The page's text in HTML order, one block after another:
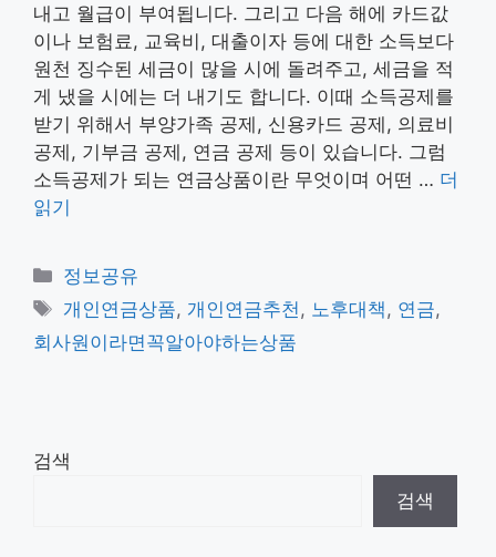
내고 월급이 부여됩니다. 그리고 다음 해에 카드값
이나 보험료, 교육비, 대출이자 등에 대한 소득보다
원천 징수된 세금이 많을 시에 돌려주고, 세금을 적
게 냈을 시에는 더 내기도 합니다. 이때 소득공제를
받기 위해서 부양가족 공제, 신용카드 공제, 의료비
공제, 기부금 공제, 연금 공제 등이 있습니다. 그럼
소득공제가 되는 연금상품이란 무엇이며 어떤 … 더
읽기
카
테
고
리
정보공유
태
그
개인연금상품, 개인연금추천 , 노후대책 , 연금,
회사원이라면꼭알아야하는상품
검색
검색